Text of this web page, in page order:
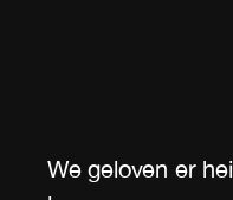
We geloven er